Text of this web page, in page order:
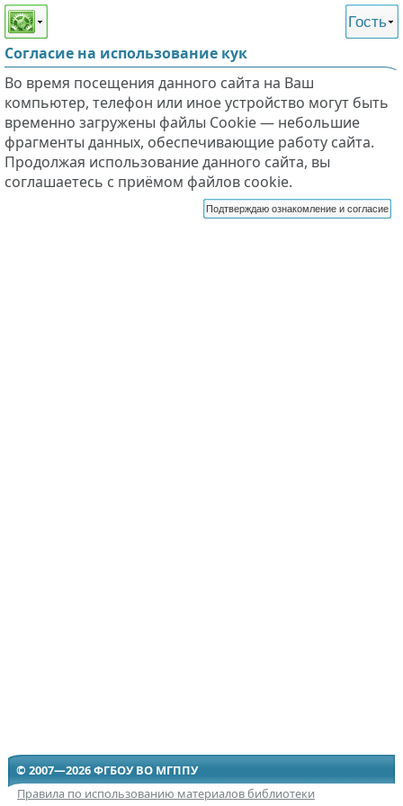
Этот сайт поддерживает
слабовидящих
Гость
Согласие на использование кук
Во время посещения данного сайта на Ваш
компьютер, телефон или иное устройство могут быть
временно загружены файлы Cookie — небольшие
фрагменты данных, обеспечивающие работу сайта.
Продолжая использование данного сайта, вы
соглашаетесь с приёмом файлов cookie.
Подтверждаю ознакомление и согласие
© 2007—2026 ФГБОУ ВО МГППУ
Правила по использованию материалов библиотеки